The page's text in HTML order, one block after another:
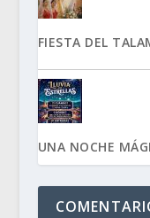
FIESTA DEL
UNA NOCHE